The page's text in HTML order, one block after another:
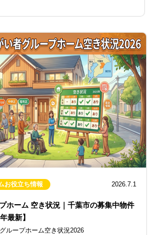
お役立ち情報 2026.7.1
ホーム 空き状況｜千葉市の募集中物件
最新】
ループホーム空き状況2026